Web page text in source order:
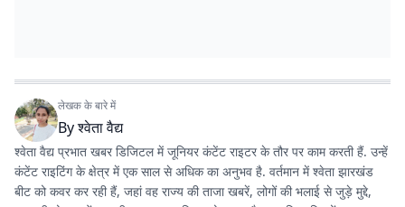
लेखक के बारे में
Byश्वेता वैद्य
श्वेता वैद्य प्रभात खबर डिजिटल में जूनियर कंटेंट राइटर के तौर पर काम करती हैं. उन्हें
कंटेंट राइटिंग के क्षेत्र में एक साल से अधिक का अनुभव है. वर्तमान में श्वेता झारखंड
बीट को कवर कर रही हैं, जहां वह राज्य की ताजा खबरें, लोगों की भलाई से जुड़े मुद्दे,